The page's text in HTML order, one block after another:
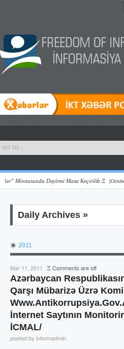
Mövzusunda Dəyirmi Masa Keçirilib Ξ [October
Daily Archives »
2011
Mar 11, 2011 ΞComments are off
Azərbaycan
Qarşı Mübarizə Üzrə
İnternet Saytının
İCMAL/
posted by informadmin